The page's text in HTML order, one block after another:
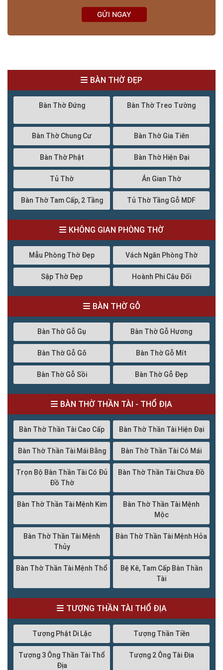
GỬI NGAY
BÀN THỜ ĐẸP
Bàn Thờ Đứng Bàn Thờ Treo Tường
Bàn Thờ Chung Cư Bàn Thờ Gia Tiên
Bàn Thờ Phật Bàn Thờ Hiện Đại
Tủ Thờ Án Gian Thờ
Bàn Thờ Tam Cấp, 2 Tầng Tủ Thờ Tầng Gỗ MDF
KHÔNG GIAN PHÒNG THỜ
Mẫu Phòng Thờ Đẹp Vách Ngăn Phòng Thờ
Sập Thờ Đẹp Hoành Phi Câu Đối
BÀN THỜ GỖ
Bàn Thờ Gỗ Gụ Bàn Thờ Gỗ Hương
Bàn Thờ Gỗ Gõ Bàn Thờ Gỗ Mít
Bàn Thờ Gỗ Sồi Bàn Thờ Gỗ Đẹp
BÀN THỜ THẦN TÀI - THỔ ĐỊA
Bàn Thờ Thần Tài Cao Cấp Bàn Thờ Thần Tài Hiện Đại
Bàn Thờ Thần Tài Mái Bằng Bàn Thờ Thần Tài Có Mái
Trọn Bộ Bàn Thần Tài Có Đủ
Đồ Thờ
Bàn Thờ Thần Tài Chưa Đồ
Bàn Thờ Thần Tài Mệnh Kim
Bàn Thờ Thần Tài Mệnh
Mộc
Bàn Thờ Thần Tài Mệnh
Thủy
Bàn Thờ Thần Tài Mệnh Hỏa
Bàn Thờ Thần Tài Mệnh Thổ
Bệ Kê, Tam Cấp Bàn Thần
Tài
TƯỢNG THẦN TÀI THỔ ĐỊA
Tượng Phật Di Lặc Tượng Thần Tiền
Tượng 3 Ông Thần Tài Thổ
Địa
Tượng 2 Ông Tài Địa